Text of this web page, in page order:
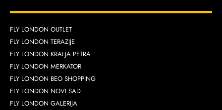
FLY LONDON OUTLET
FLY LONDON TERAZIJE
FLY LONDON KRALJA PETRA
FLY LONDON MERKATOR
FLY LONDON BEO SHOPPING
FLY LONDON NOVI SAD
FLY LONDON GALERIJA